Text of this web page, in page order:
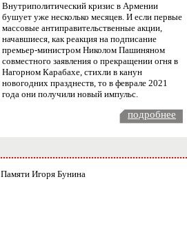
Внутриполитический кризис в Армении
бушует уже несколько месяцев. И если первые
массовые антиправительственные акции,
начавшиеся, как реакция на подписание
премьер-министром Николом Пашиняном
совместного заявления о прекращении огня в
Нагорном Карабахе, стихли в канун
новогодних празднеств, то в феврале 2021
года они получили новый импульс.
подробнее
Памяти Игоря Бунина